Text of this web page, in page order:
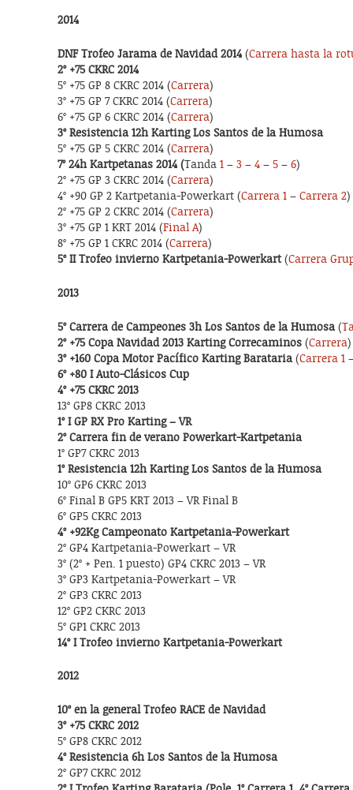
2014
DNF Trofeo Jarama de Navidad 2014(Carrera hasta la
2º +75 CKRC 2014
5º +75 GP 8 CKRC 2014 (Carrera)
3º +75 GP 7 CKRC 2014 (Carrera)
6º +75 GP 6 CKRC 2014 (Carrera)
3º Resistencia 12h Karting Los Santos de la Humosa
5º +75 GP 5 CKRC 2014 (Carrera)
7º 24h Kartpetanas 2014 (Tanda1 –3 –4 –5 –6)
2º +75 GP 3 CKRC 2014 (Carrera)
4º +90 GP 2 Kartpetania-Powerkart (Carrera 1 –Carrera 2)
2º +75 GP 2 CKRC 2014 (Carrera)
3º +75 GP 1 KRT 2014 (Final A)
8º +75 GP 1 CKRC 2014 (Carrera)
5º II Trofeo invierno Kartpetania-Powerkart(Carrera
2013
5º Carrera de Campeones 3h Los Santos de la Humosa(
2º +75 Copa Navidad 2013 Karting Correcaminos(Carrera)
3º +160 Copa Motor Pacífico Karting Barataria(Carrera 1
6º +80 I Auto-Clásicos Cup
4º +75 CKRC 2013
13º GP8 CKRC 2013
1º I GP RX Pro Karting – VR
2º Carrera fin de verano Powerkart-Kartpetania
1º GP7 CKRC 2013
1º Resistencia 12h Karting Los Santos de la Humosa
10º GP6 CKRC 2013
6º Final B GP5 KRT 2013 – VR Final B
6º GP5 CKRC 2013
4º +92Kg Campeonato Kartpetania-Powerkart
2º GP4 Kartpetania-Powerkart – VR
3º (2º + Pen. 1 puesto) GP4 CKRC 2013 – VR
3º GP3 Kartpetania-Powerkart – VR
2º GP3 CKRC 2013
12º GP2 CKRC 2013
5º GP1 CKRC 2013
14º I Trofeo invierno Kartpetania-Powerkart
2012
10º en la general Trofeo RACE de Navidad
3º +75 CKRC 2012
5º GP8 CKRC 2012
4º Resistencia 6h Los Santos de la Humosa
2º GP7 CKRC 2012